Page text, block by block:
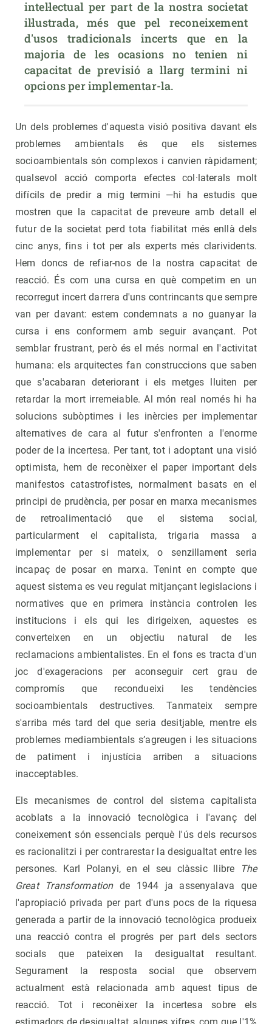
intel·lectual per part de la nostra societat
il·lustrada, més que pel reconeixement
d'usos tradicionals incerts que en la
majoria de les ocasions no tenien ni
capacitat de previsió a llarg termini ni
opcions per implementar-la.
Un dels problemes d'aquesta visió positiva davant els
problemes ambientals és que els sistemes
socioambientals són complexos i canvien ràpidament;
qualsevol acció comporta efectes col·laterals molt
difícils de predir a mig termini —hi ha estudis que
mostren que la capacitat de preveure amb detall el
futur de la societat perd tota fiabilitat més enllà dels
cinc anys, fins i tot per als experts més clarividents.
Hem doncs de refiar-nos de la nostra capacitat de
reacció. És com una cursa en què competim en un
recorregut incert darrera d'uns contrincants que sempre
van per davant: estem condemnats a no guanyar la
cursa i ens conformem amb seguir avançant. Pot
semblar frustrant, però és el més normal en l'activitat
humana: els arquitectes fan construccions que saben
que s'acabaran deteriorant i els metges lluiten per
retardar la mort irremeiable. Al món real només hi ha
solucions subòptimes i les inèrcies per implementar
alternatives de cara al futur s'enfronten a l'enorme
poder de la incertesa. Per tant, tot i adoptant una visió
optimista, hem de reconèixer el paper important dels
manifestos catastrofistes, normalment basats en el
principi de prudència, per posar en marxa mecanismes
de retroalimentació que el sistema social,
particularment el capitalista, trigaria massa a
implementar per si mateix, o senzillament seria
incapaç de posar en marxa. Tenint en compte que
aquest sistema es veu regulat mitjançant legislacions i
normatives que en primera instància controlen les
institucions i els qui les dirigeixen, aquestes es
converteixen en un objectiu natural de les
reclamacions ambientalistes. En el fons es tracta d'un
joc d'exageracions per aconseguir cert grau de
compromís que recondueixi les tendències
socioambientals destructives. Tanmateix sempre
s'arriba més tard del que seria desitjable, mentre els
problemes mediambientals s’agreugen i les situacions
de patiment i injustícia arriben a situacions
inacceptables.
Els mecanismes de control del sistema capitalista
acoblats a la innovació tecnològica i l'avanç del
coneixement són essencials perquè l'ús dels recursos
es racionalitzi i per contrarestar la desigualtat entre les
persones. Karl Polanyi, en el seu clàssic llibre
The
Great Transformation de 1944 ja assenyalava que
l'apropiació privada per part d'uns pocs de la riquesa
generada a partir de la innovació tecnològica produeix
una reacció contra el progrés per part dels sectors
socials que pateixen la desigualtat resultant.
Segurament la resposta social que observem
actualment està relacionada amb aquest tipus de
reacció. Tot i reconèixer la incertesa sobre els